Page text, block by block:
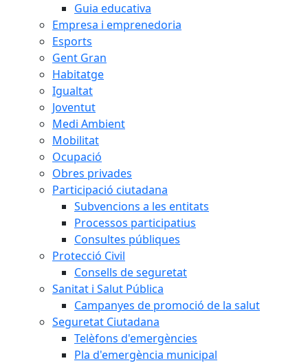
Guia educativa
Empresa i emprenedoria
Esports
Gent Gran
Habitatge
Igualtat
Joventut
Medi Ambient
Mobilitat
Ocupació
Obres privades
Participació ciutadana
Subvencions a les entitats
Processos participatius
Consultes públiques
Protecció Civil
Consells de seguretat
Sanitat i Salut Pública
Campanyes de promoció de la salut
Seguretat Ciutadana
Telèfons d'emergències
Pla d'emergència municipal